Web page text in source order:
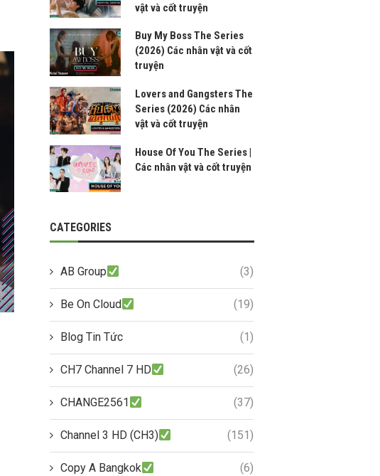
vật và cốt truyện
Buy My Boss The Series
(2026) Các nhân vật và cốt
truyện
Lovers and Gangsters The
Series (2026) Các nhân
vật và cốt truyện
House Of You The Series |
Các nhân vật và cốt truyện
CATEGORIES
AB Group (3)
Be On Cloud (19)
Blog Tin Tức (1)
CH7 Channel 7 HD (26)
CHANGE2561 (37)
Channel 3 HD (CH3) (151)
Copy A Bangkok (6)